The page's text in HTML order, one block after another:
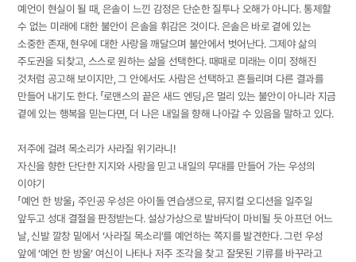
예언이 현실이 될 때, 은솔이 느낀 감정은 단순한 질투나 오해가 아니다. 통제할
수 없는 미래에 대한 불안이 은솔을 휘감은 것이다. 은솔은 바로 곁에 있는
소중한 존재, 현우에 대한 사랑을 깨달으며 불안에서 벗어난다. 그제야 삶의
주도권을 되찾고, 스스로 원하는 삶을 선택한다. 때때로 미래는 이미 정해진
것처럼 공고해 보이지만, 그 안에서도 사람은 선택하고 흔들리며 다른 결과를
만들어 내기도 한다. 「로맨스의 끝은 새드 엔딩」은 멀리 있는 불안이 아니라 지금
곁에 있는 행복을 믿는다면, 더 나은 내일을 향해 나아갈 수 있음을 말하고 있다.
저주에 걸려 목소리가 사라질 위기라니!
자신을 향한 단단한 지지와 사랑을 믿고 내일의 무대를 만들어 가는 우성의
이야기
「예언 한 방울」 주인공 우성은 아이돌 연습생으로, 뮤지컬 오디션을 일주일
앞두고 성대 결절을 판정받는다. 설상가상으로 발바닥이 마비될 듯 아프던 어느
날, 신발 깔창 밑에서 ‘사라질 목소리’를 예언하는 쪽지를 발견한다. 그런 우성
앞에 ‘예언 한 방울’ 여신이 나타나 저주 조각을 찾고 잘못된 기류를 바꾸라고